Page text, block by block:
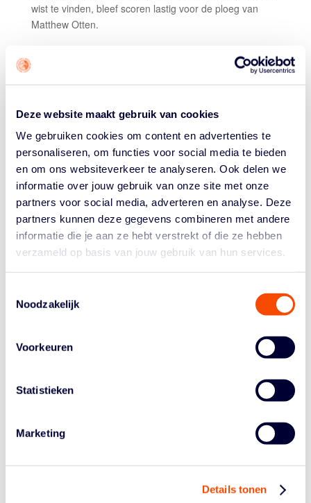
Deze website maakt gebruik van cookies
We gebruiken cookies om content en advertenties te
personaliseren, om functies voor social media te bieden
en om ons websiteverkeer te analyseren. Ook delen we
informatie over jouw gebruik van onze site met onze
partners voor social media, adverteren en analyse. Deze
partners kunnen deze gegevens combineren met andere
informatie die je aan ze hebt verstrekt of die ze hebben
verzameld op basis van jouw gebruik van hun services.
Noodzakelijk
Voorkeuren
Statistieken
Marketing
Details tonen
wist te vinden, bleef scoren lastig voor de ploeg van
Matthew Otten.
fieldgoals raak en won. Dat lukte door een enorm
slechte prestatie vanaf de vrijeworplijn bij de
freebies raak en Roemenië 15 op 16. Niet één
Nederlandse speler wist 10 punten of meer te scoren.
“We moeten eens goed in de spiegel naar onszelf kijken
na dit verlies”, aldus een teleurgestelde coach Otten na
de wedstrijd. “We zijn het snelste team in de groep maar
scoren niet één punt uit een fast break, in de eerste
helft.”
NOG VEEL BASKETBALL TE SPELEN
Hij zegt dat het team het Roemeens playbook kende en
wagen niet gedisciplineerd in onze uitvoering, in offense
én defense.” Het verlies is moeilijk te slikken zegt hij,
basketball te spelen.”
uur tegen Bulgarije. Als Nederland wint, en Montenegro
teams in de poule twee wedstrijden gewonnen en twee
verloren. Onderlinge tiebreakers bepalen dan wie de